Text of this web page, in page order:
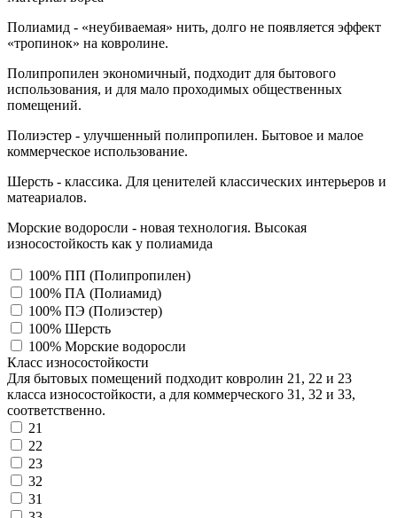
Полиамид - «неубиваемая» нить, долго не появляется эффект
«тропинок» на ковролине.
Полипропилен экономичный, подходит для бытового
использования, и для мало проходимых общественных
помещений.
Полиэстер - улучшенный полипропилен. Бытовое и малое
коммерческое использование.
Шерсть - классика. Для ценителей классических интерьеров и
матеариалов.
Морские водоросли - новая технология. Высокая
износостойкость как у полиамида
100% ПП (Полипропилен)
100% ПА (Полиамид)
100% ПЭ (Полиэстер)
100% Шерсть
100% Морские водоросли
Класс износостойкости
Для бытовых помещений подходит ковролин 21, 22 и 23
класса износостойкости, а для коммерческого 31, 32 и 33,
соответственно.
21
22
23
32
31